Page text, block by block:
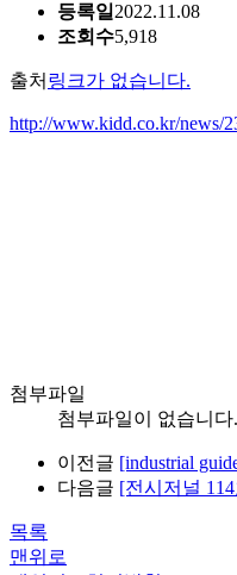
뉴스레터 보도자료
등록일 2022.11.08
조회수5,918
출처 링크가 없습니다.
http://www.kidd.co.kr/news/
첨부파일
첨부파일이 없습니다.
이전글 [industrial
다음글 [전시저널
목록
맨위로